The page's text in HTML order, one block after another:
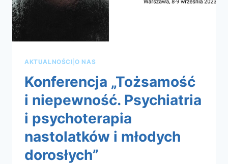
AKTUALNOŚCI |O NAS
Konferencja „Tożsamość
i niepewność. Psychiatria
i psychoterapia
nastolatków i młodych
dorosłych”